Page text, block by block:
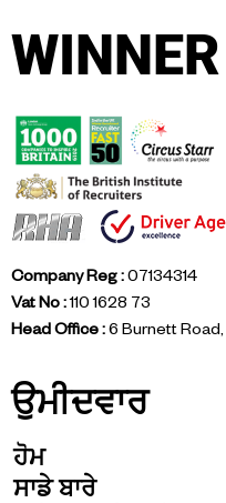
WINNER
Company Reg :07134314
Vat No :110 1628 73
Head Office :6 Burnett
ਉਮੀਦਵਾਰ
ਹੋਮ
ਸਾਡੇ ਬਾਰੇ